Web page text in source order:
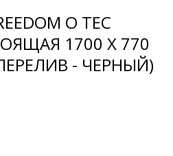
O TEC
1700 Х 770
- ЧЕРНЫЙ)